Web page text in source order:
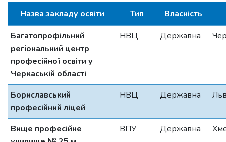
Назва закладу освіти Тип
Власність
Багатопрофільний
регіональний центр
професійної освіти у
Черкаській області
НВЦ Державна
Бориславський
професійний ліцей
НВЦ Державна
Вище професійне
ВПУ Державна